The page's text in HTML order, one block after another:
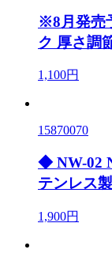
※8月発売
ク 厚さ調
1,100円
15870070
◆ NW-02
テンレス
1,900円